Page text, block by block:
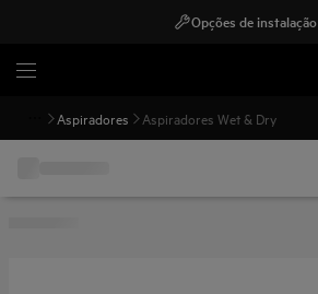
Opções de instalação
Aspiradores Aspiradores Wet & Dry